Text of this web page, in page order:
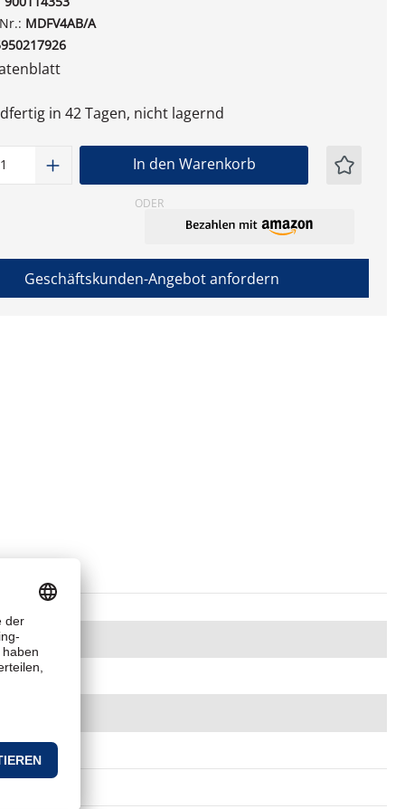
MDFV4AB/A
in 42 Tagen, nicht lagernd
Anzahl: Gib den gewünschten Wert
In den Warenkorb
ODER
Geschäftskunden-Angebot anfordern